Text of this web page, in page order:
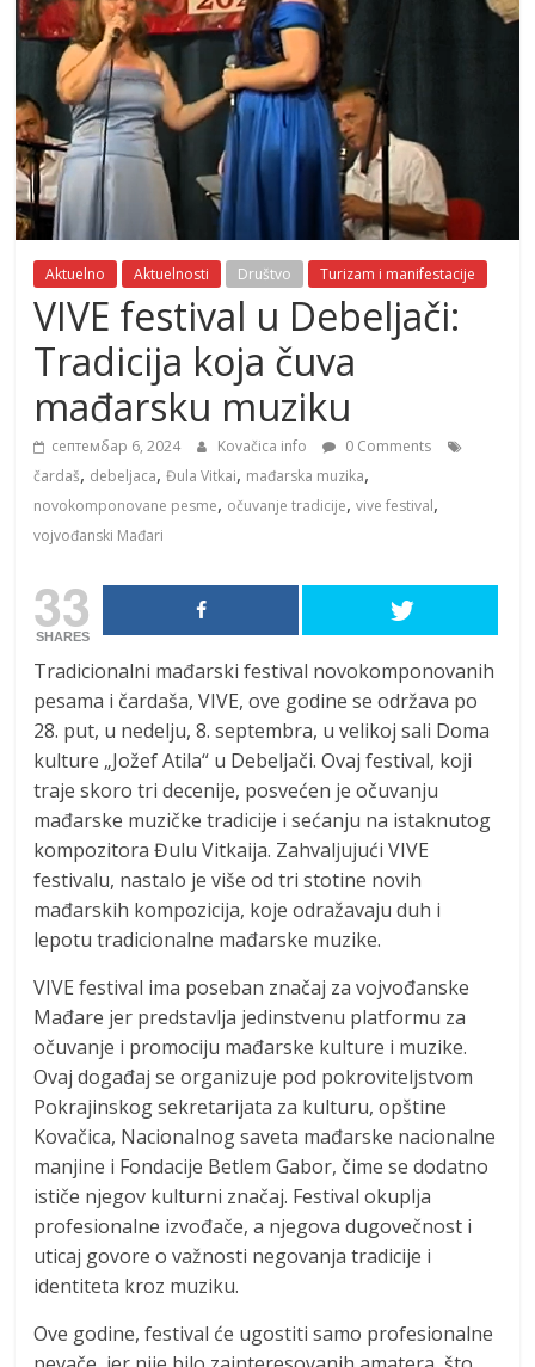
Aktuelno Aktuelnosti Društvo Turizam i manifestacije
VIVE festival u Debeljači:
Tradicija koja čuva
mađarsku muziku
септембар 6, 2024 Kovačica info
0 Comments
čardaš, debeljaca,Đula Vitkai, mađarska muzika,
novokomponovane pesme, očuvanje tradicije,vive festival,
vojvođanski Mađari
33
SHARES
Tradicionalni mađarski festival novokomponovanih
pesama i čardaša, VIVE, ove godine se održava po
28. put, u nedelju, 8. septembra, u velikoj sali Doma
kulture „Jožef Atila“ u Debeljači. Ovaj festival, koji
traje skoro tri decenije, posvećen je očuvanju
mađarske muzičke tradicije i sećanju na istaknutog
kompozitora Đulu Vitkaija. Zahvaljujući VIVE
festivalu, nastalo je više od tri stotine novih
mađarskih kompozicija, koje odražavaju duh i
lepotu tradicionalne mađarske muzike.
VIVE festival ima poseban značaj za vojvođanske
Mađare jer predstavlja jedinstvenu platformu za
očuvanje i promociju mađarske kulture i muzike.
Ovaj događaj se organizuje pod pokroviteljstvom
Pokrajinskog sekretarijata za kulturu, opštine
Kovačica, Nacionalnog saveta mađarske nacionalne
manjine i Fondacije Betlem Gabor, čime se dodatno
ističe njegov kulturni značaj. Festival okuplja
profesionalne izvođače, a njegova dugovečnost i
uticaj govore o važnosti negovanja tradicije i
identiteta kroz muziku.
Ove godine, festival će ugostiti samo profesionalne